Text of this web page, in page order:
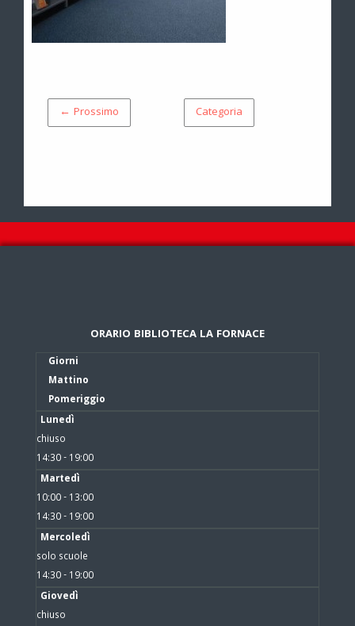
← Prossimo Categoria
ORARIO BIBLIOTECA LA FORNACE
Giorni
Mattino
Pomeriggio
Lunedì
chiuso
14:30 - 19:00
Martedì
10:00 - 13:00
14:30 - 19:00
Mercoledì
solo scuole
14:30 - 19:00
Giovedì
chiuso